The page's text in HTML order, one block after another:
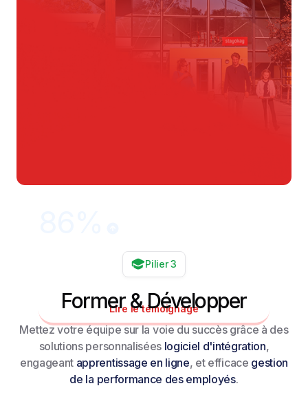
d'engagement en plus depuis
que Stayokay utilise Oneteam
Lire le témoignage
Pilier 3
Former & Développer
Mettez votre équipe sur la voie du succès grâce à des
solutions personnalisées logiciel d'intégration,
engageant apprentissage en ligne, et efficace gestion
de la performance des employés.